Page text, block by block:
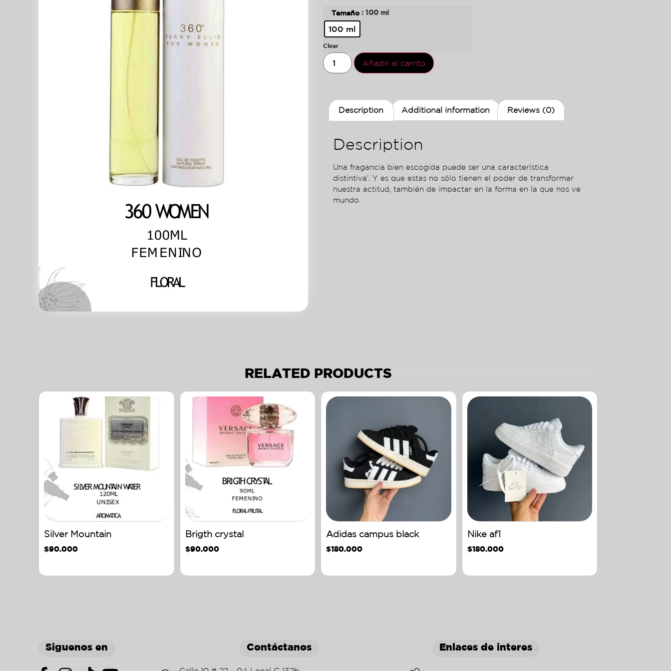
Tamaño : 100 ml
100 ml
Clear
Añadir al carrito
Description Additional information Reviews (0)
Description
Una fragancia bien escogida puede ser una característica
distintiva’. Y es que estas no sólo tienen el poder de transformar
nuestra actitud, también de impactar en la forma en la que nos ve
mundo.
RELATED PRODUCTS
Silver Mountain
$90.000
Brigth crystal
$90.000
Adidas campus black
$180.000
Nike af1
$180.000
Siguenos en Contáctanos Enlaces de interes